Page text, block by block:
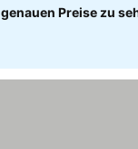
Preise zu